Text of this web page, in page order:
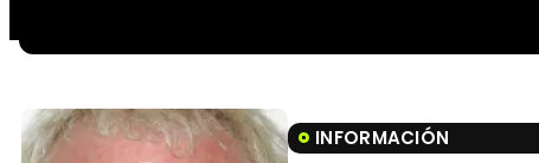
INFORMACIÓN